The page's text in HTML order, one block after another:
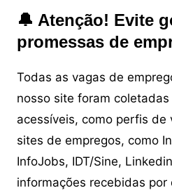
🔔 Atenção! Evite
promessas de
Todas as vagas de
nosso site foram
acessíveis, como perfis de
sites de empregos, como
InfoJobs, IDT/Sine,
informações recebidas